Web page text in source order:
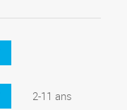
2-11 ans